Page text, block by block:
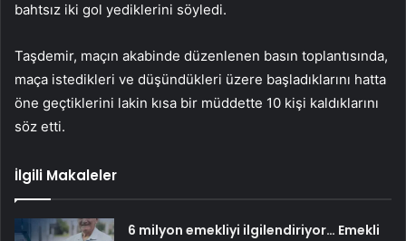
bahtsız iki gol yediklerini söyledi.
Taşdemir, maçın akabinde düzenlenen basın toplantısında,
maça istedikleri ve düşündükleri üzere başladıklarını hatta
öne geçtiklerini lakin kısa bir müddette 10 kişi kaldıklarını
söz etti.
İlgili Makaleler
6 milyon emekliyi ilgilendiriyor… Emekli